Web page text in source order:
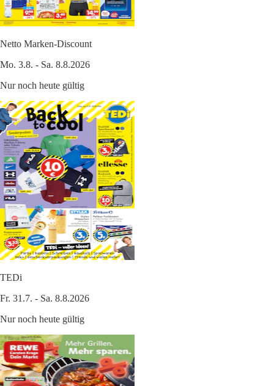
Netto Marken-Discount
Mo. 3.8. - Sa. 8.8.2026
Nur noch heute gültig
TEDi
Fr. 31.7. - Sa. 8.8.2026
Nur noch heute gültig